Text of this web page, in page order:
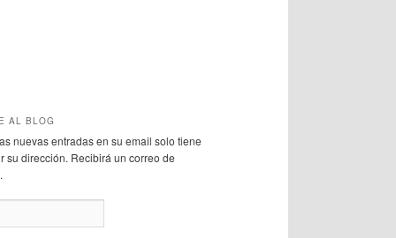
AL BLOG
nuevas entradas en su email solo tiene
su dirección. Recibirá un correo de